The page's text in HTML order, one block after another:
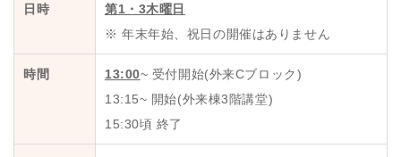
日時
第1・3木曜日
※ 年末年始、祝日の開催はありません
時間 13:00~ 受付開始(外来Cブロック)
13:15~ 開始(外来棟3階講堂)
15:30頃 終了